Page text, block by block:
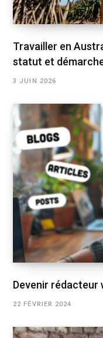
Travailler en
statut et
3 JUIN 2026
Devenir rédacteur
22 FÉVRIER 2024